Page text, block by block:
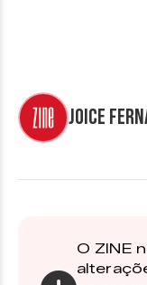
Joice
O ZINE